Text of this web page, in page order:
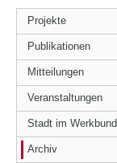
Projekte
Publikationen
Mitteilungen
Veranstaltungen
Stadt im Werkbund
Archiv